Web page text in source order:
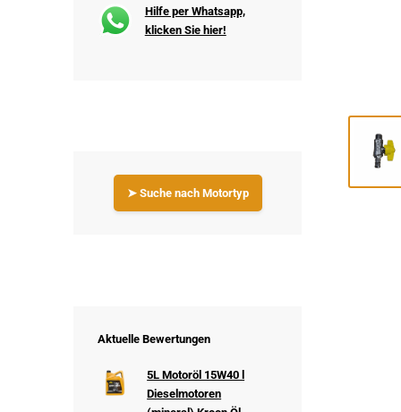
Hilfe per Whatsapp,
klicken Sie hier!
➤ Suche nach Motortyp
Aktuelle Bewertungen
5L Motoröl 15W40 l
Dieselmotoren